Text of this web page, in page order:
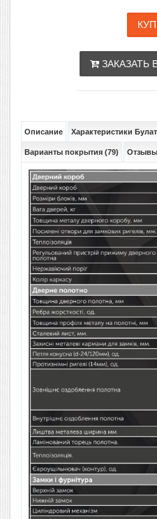
ЗАКАЗАТЬ
Описание Характеристики
Варианты покрытия (79)